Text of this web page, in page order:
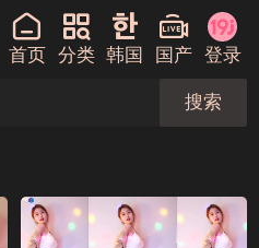
首页 分类 韩国 国产 登录
搜索